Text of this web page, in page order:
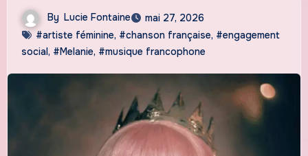
By Lucie Fontaine
mai 27, 2026
#artiste féminine, #chanson française, #engagement
social, #Melanie, #musique francophone